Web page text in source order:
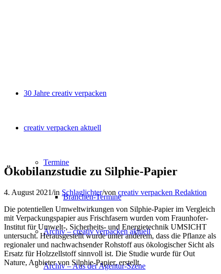
30 Jahre creativ verpacken
creativ verpacken aktuell
Termine
Branchen-Termine
Archiv – creativ verpacken aktuell
Archiv – Aus der Agentur-Szene
Ökobilanzstudie zu Silphie-Papier
4. August 2021/in Schlaglichter/von creativ verpacken Redaktion
Die potentiellen Umweltwirkungen von Silphie-Papier im Vergleich
mit Verpackungspapier aus Frischfasern wurden vom Fraunhofer-
Institut für Umwelt-, Sicherheits- und Energietechnik UMSICHT
untersucht. Herausgestellt wurde unter anderem, dass die Pflanze als
regionaler und nachwachsender Rohstoff aus ökologischer Sicht als
Ersatz für Holzzellstoff sinnvoll ist. Die Studie wurde für Out
Nature, Anbieter von Silphie-Papier, erstellt.